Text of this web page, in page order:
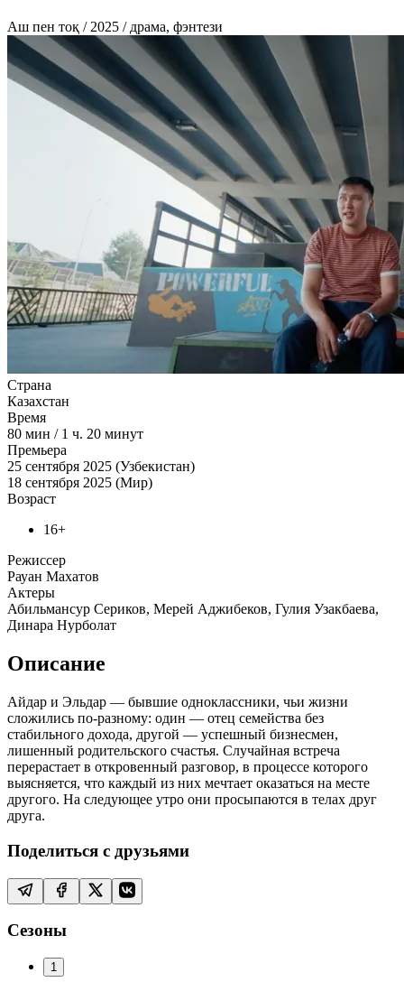
Аш пен тоқ / 2025 / драма, фэнтези
Страна
Казахстан
Время
80 мин / 1 ч. 20 минут
Премьера
25 сентября 2025 (Узбекистан)
18 сентября 2025 (Мир)
Возраст
16+
Режиссер
Рауан Махатов
Актеры
Абильмансур Сериков, Мерей Аджибеков, Гулия Узакбаева,
Динара Нурболат
Описание
Айдар и Эльдар — бывшие одноклассники, чьи жизни
сложились по-разному: один — отец семейства без
стабильного дохода, другой — успешный бизнесмен,
лишенный родительского счастья. Случайная встреча
перерастает в откровенный разговор, в процессе которого
выясняется, что каждый из них мечтает оказаться на месте
другого. На следующее утро они просыпаются в телах друг
друга.
Поделиться с друзьями
Сезоны
1